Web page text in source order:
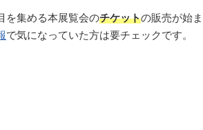
を集める本展覧会のチケットの販売が始
で気になっていた方は要チェックです。